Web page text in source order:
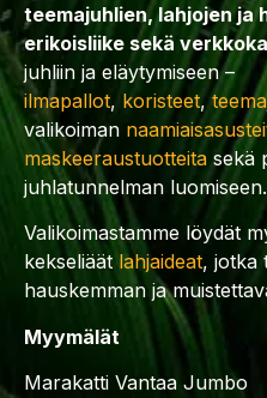
teemajuhlien, lahjojen ja
erikoisliike sekä
juhliin ja eläytymiseen –
ilmapallot, koristeet,
valikoiman
maskeeraustuotteita sekä
juhlatunnelman luomiseen.
Valikoimastamme löydät
kekseliäätlahjaideat, jotka
hauskemman ja
Myymälät
Marakatti Vantaa Jumbo